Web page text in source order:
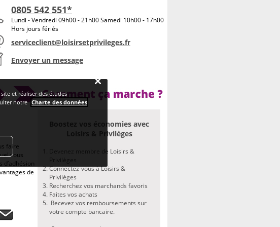
0805 542 551*
Lundi - Vendredi 09h00 - 21h00 Samedi 10h00 - 17h00
Hors jours fériés
serviceclient@loisirsetprivileges.fr
Envoyer un message
faire
vous
de
Boostez vos économies avec
Loisirs & Privilèges
Devenez membre de Loisirs &
Privilèges
Connectez-vous à Loisirs &
Privilèges
Recherchez vos marchands favoris
Faites vos achats
Recevez vos remboursements sur
votre compte bancaire.
et réaliser des études
notre Charte des données